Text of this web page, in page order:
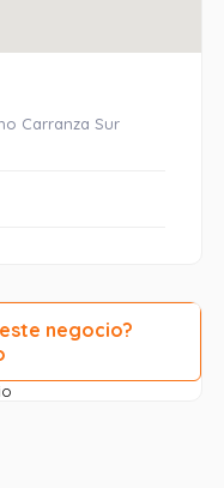
Carranza Sur
negocio?